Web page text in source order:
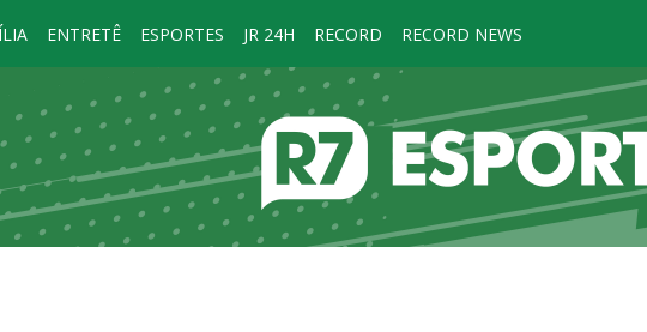
ENTRETÊ ESPORTES JR 24H RECORD RECORD NEWS